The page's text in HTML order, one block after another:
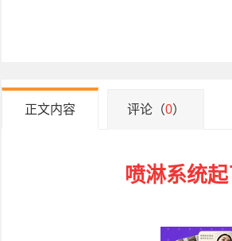
正文内容 评论（0）
喷淋系统